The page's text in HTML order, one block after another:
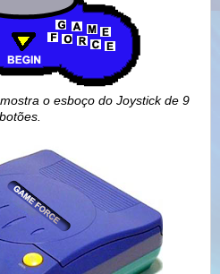
o esboço doJoystick de 9
botões.